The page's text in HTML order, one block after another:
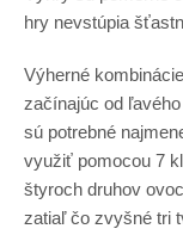
hry nevstúpia
Výherné
začínajúc od
sú potrebné
využiť pomocou 7
štyroch druhov
zatiaľ čo zvyšné tri